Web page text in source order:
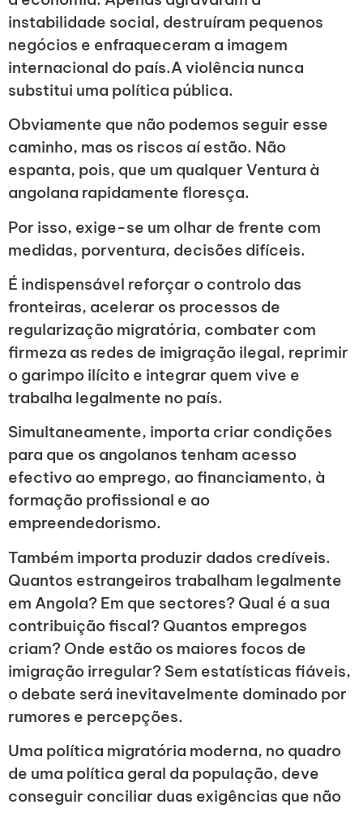
instabilidade social, destruíram pequenos
negócios e enfraqueceram a imagem
internacional do país.A violência nunca
substitui uma política pública.
Obviamente que não podemos seguir esse
caminho, mas os riscos aí estão. Não
espanta, pois, que um qualquer Ventura à
angolana rapidamente floresça.
Por isso, exige-se um olhar de frente com
medidas, porventura, decisões difíceis.
É indispensável reforçar o controlo das
fronteiras, acelerar os processos de
regularização migratória, combater com
firmeza as redes de imigração ilegal, reprimir
o garimpo ilícito e integrar quem vive e
trabalha legalmente no país.
Simultaneamente, importa criar condições
para que os angolanos tenham acesso
efectivo ao emprego, ao financiamento, à
formação profissional e ao
empreendedorismo.
Também importa produzir dados credíveis.
Quantos estrangeiros trabalham legalmente
em Angola? Em que sectores? Qual é a sua
contribuição fiscal? Quantos empregos
criam? Onde estão os maiores focos de
imigração irregular? Sem estatísticas fiáveis,
o debate será inevitavelmente dominado por
rumores e percepções.
Uma política migratória moderna, no quadro
de uma política geral da população, deve
conseguir conciliar duas exigências que não